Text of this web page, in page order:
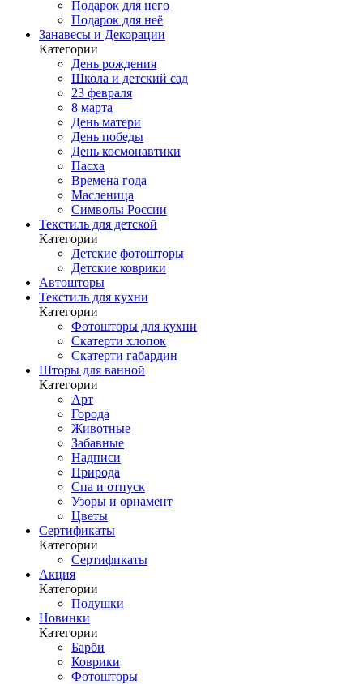
Подарок для него
Подарок для неё
Занавесы и Декорации
Категории
День рождения
Школа и детский сад
23 февраля
8 марта
День матери
День победы
День космонавтики
Пасха
Времена года
Масленица
Символы России
Текстиль для детской
Категории
Детские фотошторы
Детские коврики
Автошторы
Текстиль для кухни
Категории
Фотошторы для кухни
Скатерти хлопок
Скатерти габардин
Шторы для ванной
Категории
Арт
Города
Животные
Забавные
Надписи
Природа
Спа и отпуск
Узоры и орнамент
Цветы
Сертификаты
Категории
Сертификаты
Акция
Категории
Подушки
Новинки
Категории
Барби
Коврики
Фотошторы